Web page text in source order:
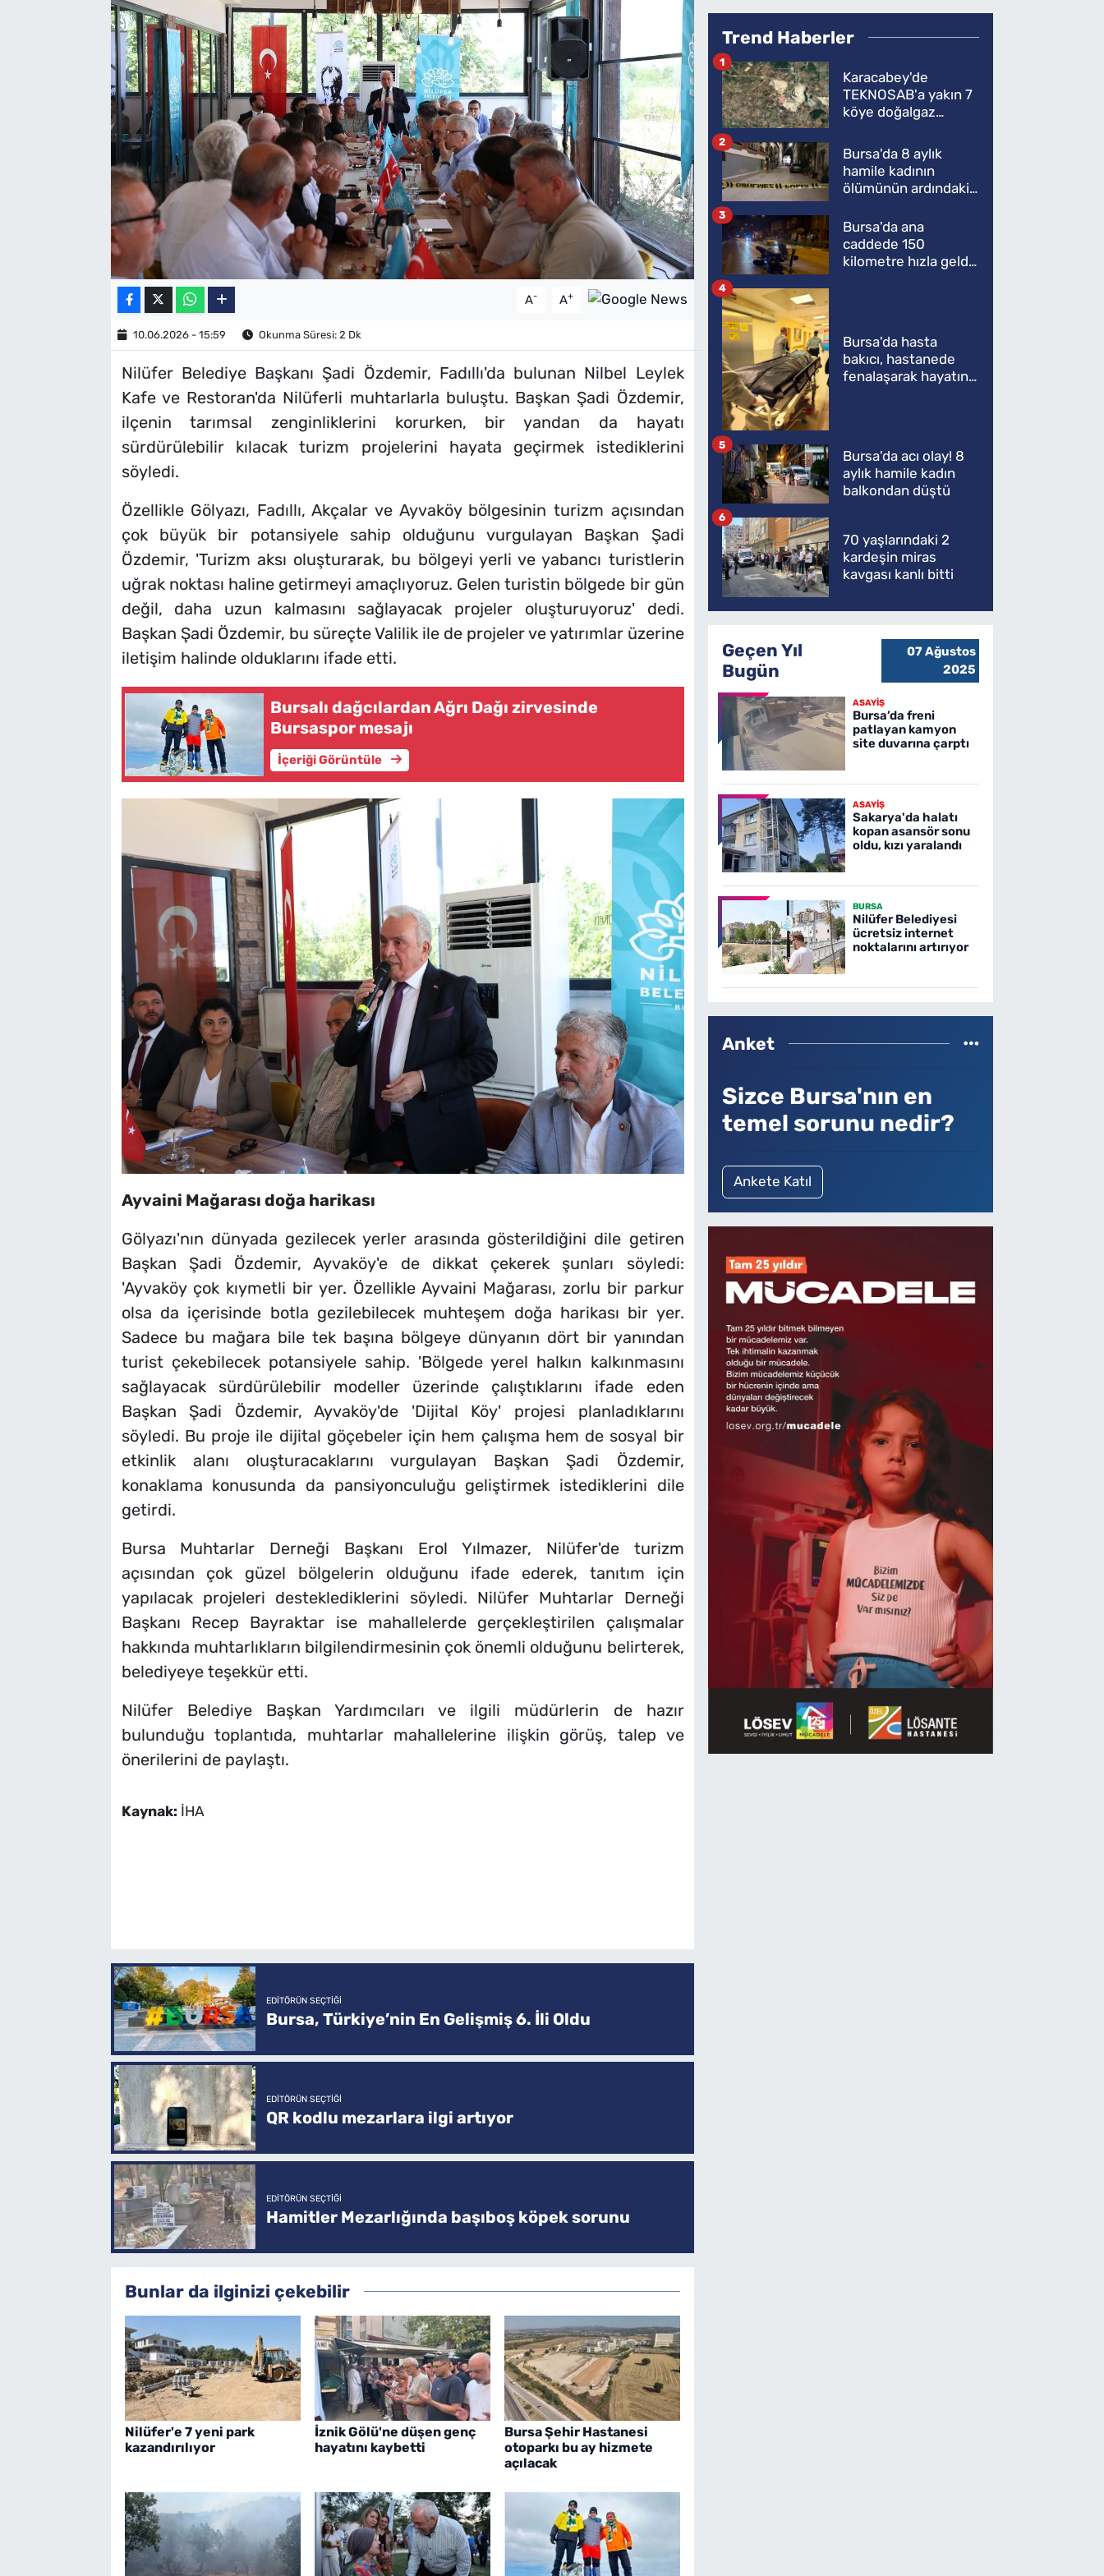
A- A+
10.06.2026 - 15:59 Okunma Süresi: 2 Dk
Nilüfer Belediye Başkanı Şadi Özdemir, Fadıllı'da bulunan Nilbel Leylek
Kafe ve Restoran'da Nilüferli muhtarlarla buluştu. Başkan Şadi Özdemir,
ilçenin tarımsal zenginliklerini korurken, bir yandan da hayatı
sürdürülebilir kılacak turizm projelerini hayata geçirmek istediklerini
söyledi.
Özellikle Gölyazı, Fadıllı, Akçalar ve Ayvaköy bölgesinin turizm açısından
çok büyük bir potansiyele sahip olduğunu vurgulayan Başkan Şadi
Özdemir, 'Turizm aksı oluşturarak, bu bölgeyi yerli ve yabancı turistlerin
uğrak noktası haline getirmeyi amaçlıyoruz. Gelen turistin bölgede bir gün
değil, daha uzun kalmasını sağlayacak projeler oluşturuyoruz' dedi.
Başkan Şadi Özdemir, bu süreçte Valilik ile de projeler ve yatırımlar üzerine
iletişim halinde olduklarını ifade etti.
Bursalı dağcılardan Ağrı Dağı zirvesinde
Bursaspor mesajı
İçeriği Görüntüle
Ayvaini Mağarası doğa harikası
Gölyazı'nın dünyada gezilecek yerler arasında gösterildiğini dile getiren
Başkan Şadi Özdemir, Ayvaköy'e de dikkat çekerek şunları söyledi:
'Ayvaköy çok kıymetli bir yer. Özellikle Ayvaini Mağarası, zorlu bir parkur
olsa da içerisinde botla gezilebilecek muhteşem doğa harikası bir yer.
Sadece bu mağara bile tek başına bölgeye dünyanın dört bir yanından
turist çekebilecek potansiyele sahip. 'Bölgede yerel halkın kalkınmasını
sağlayacak sürdürülebilir modeller üzerinde çalıştıklarını ifade eden
Başkan Şadi Özdemir, Ayvaköy'de 'Dijital Köy' projesi planladıklarını
söyledi. Bu proje ile dijital göçebeler için hem çalışma hem de sosyal bir
etkinlik alanı oluşturacaklarını vurgulayan Başkan Şadi Özdemir,
konaklama konusunda da pansiyonculuğu geliştirmek istediklerini dile
getirdi.
Bursa Muhtarlar Derneği Başkanı Erol Yılmazer, Nilüfer'de turizm
açısından çok güzel bölgelerin olduğunu ifade ederek, tanıtım için
yapılacak projeleri desteklediklerini söyledi. Nilüfer Muhtarlar Derneği
Başkanı Recep Bayraktar ise mahallelerde gerçekleştirilen çalışmalar
hakkında muhtarlıkların bilgilendirmesinin çok önemli olduğunu belirterek,
belediyeye teşekkür etti.
Nilüfer Belediye Başkan Yardımcıları ve ilgili müdürlerin de hazır
bulunduğu toplantıda, muhtarlar mahallelerine ilişkin görüş, talep ve
önerilerini de paylaştı.
Kaynak: İHA
EDITÖRÜN SEÇTIĞI
Bursa, Türkiye’nin En Gelişmiş 6. İli Oldu
EDITÖRÜN SEÇTIĞI
QR kodlu mezarlara ilgi artıyor
EDITÖRÜN SEÇTIĞI
Hamitler Mezarlığında başıboş köpek sorunu
Bunlar da ilginizi çekebilir
Nilüfer'e 7 yeni park
kazandırılıyor
İznik Gölü'ne düşen genç
hayatını kaybetti
Bursa Şehir Hastanesi
otoparkı bu ay hizmete
açılacak
Trend Haberler
Karacabey'de
TEKNOSAB'a yakın 7
köye doğalgaz
1
Bursa'da 8 aylık
hamile kadının
ölümünün ardındaki
2
Bursa'da ana
caddede 150
kilometre hızla geldi,
3
Bursa'da hasta
bakıcı, hastanede
fenalaşarak hayatını
4
Bursa'da acı olay! 8
aylık hamile kadın
balkondan düştü
5
70 yaşlarındaki 2
kardeşin miras
kavgası kanlı bitti
6
Geçen Yıl
Bugün
07 Ağustos
2025
ASAYİŞ
Bursa’da freni
patlayan kamyon
site duvarına çarptı
ASAYİŞ
Sakarya'da halatı
kopan asansör sonu
oldu, kızı yaralandı
BURSA
Nilüfer Belediyesi
ücretsiz internet
noktalarını artırıyor
Anket
Sizce Bursa'nın en
temel sorunu nedir?
Ankete Katıl
TV REHBERİ